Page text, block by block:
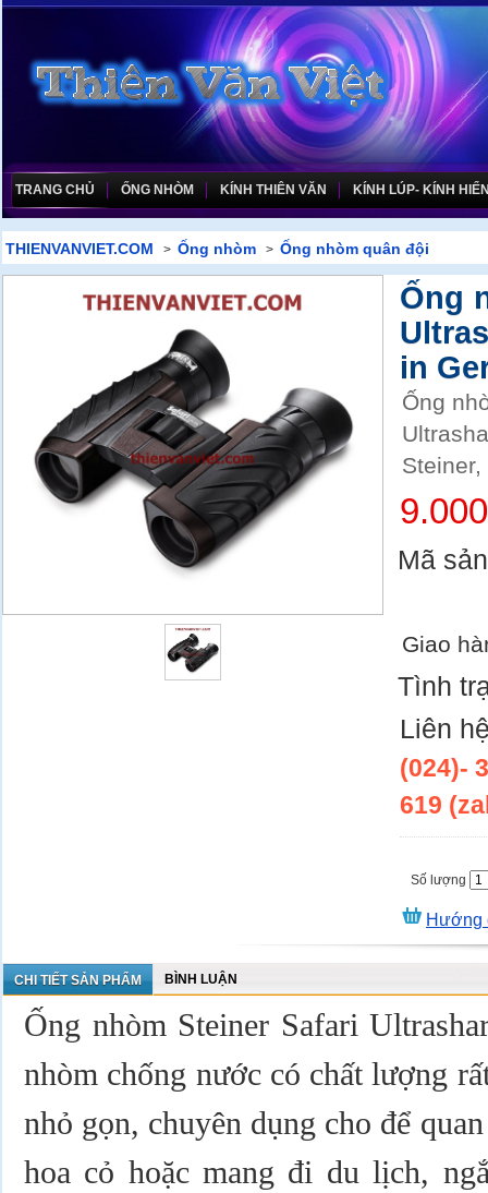
TRANG CHỦ ỐNG NHÒM KÍNH THIÊN VĂN KÍNH LÚP- KÍNH
THIENVANVIET.COM > Ống nhòm > Ống nhòm quân đội
Ống
in
Ống
Mã
Giao
Tình
Liên
(024)-
619
Số lượng
Hướng
CHI TIẾT SẢN PHẨM BÌNH LUẬN
Ống nhòm Steiner Safari
nhòm chống nước có chất lượng
nhỏ gọn, chuyên dụng cho để
hoa cỏ hoặc mang đi du lịch,